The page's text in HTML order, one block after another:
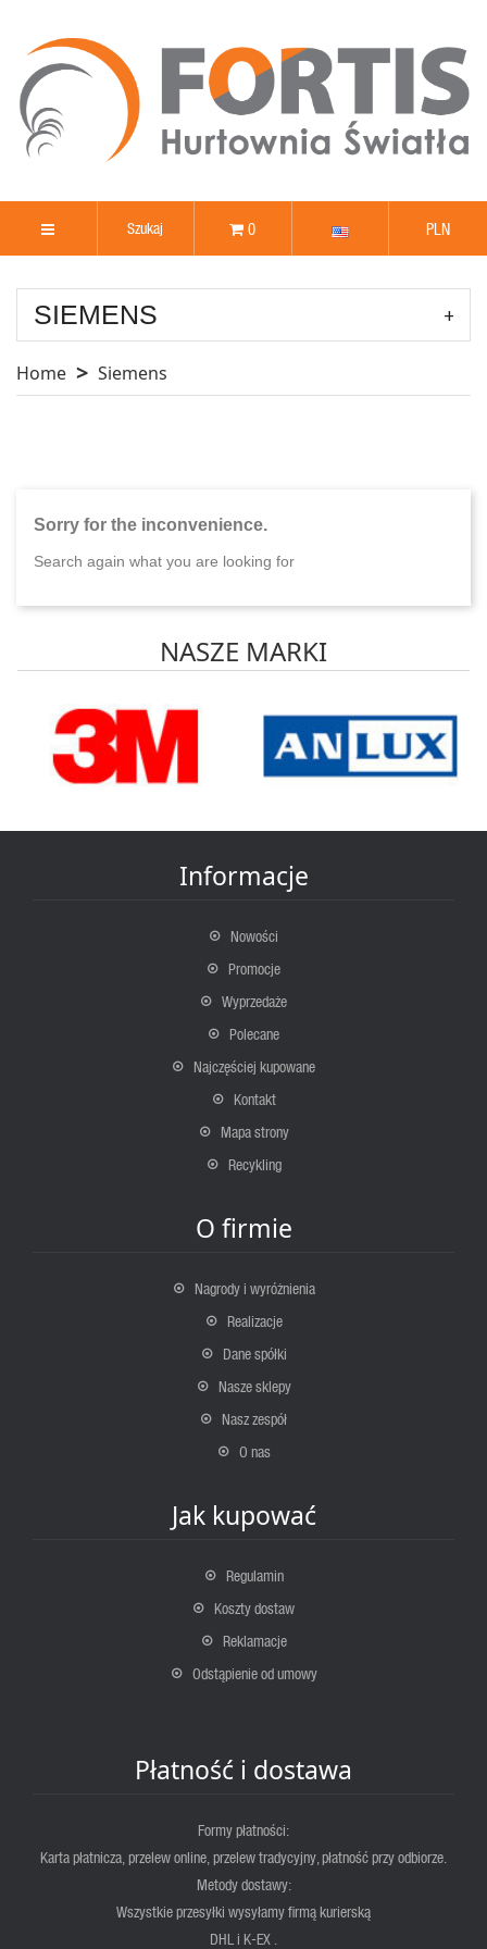
0 PLN
SIEMENS
Home Siemens
Sorry for the inconvenience.
Search again what you are looking for
NASZE MARKI
Informacje
Nowości
Promocje
Wyprzedaże
Polecane
Najczęściej kupowane
Kontakt
Mapa strony
Recykling
O firmie
Nagrody i wyróżnienia
Realizacje
Dane spółki
Nasze sklepy
Nasz zespół
O nas
Jak kupować
Regulamin
Koszty dostaw
Reklamacje
Odstąpienie od umowy
Płatność i dostawa
Formy płatności:
Karta płatnicza, przelew online, przelew tradycyjny, płatność przy odbiorze.
Metody dostawy:
Wszystkie przesyłki wysyłamy firmą kurierską
DHL i K-EX .